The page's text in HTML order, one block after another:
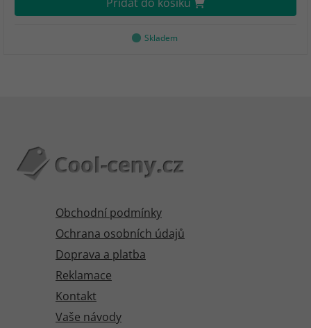
Skladem
Obchodní podmínky
Ochrana osobních údajů
Doprava a platba
Reklamace
Kontakt
Vaše návody